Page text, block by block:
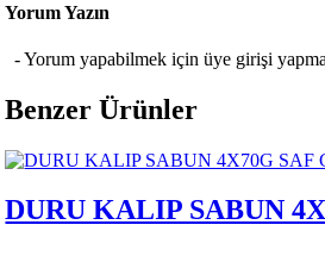
Yorum Yazın
- Yorum yapabilmek için üye girişi
Benzer Ürünler
DURU KALIP SABUN